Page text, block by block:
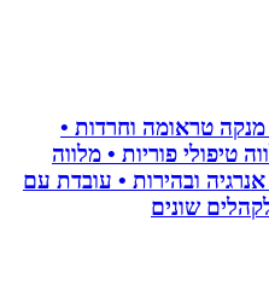
טראומה וחרדות •
פוריות • מלווה
ובהירות • עובדת עם